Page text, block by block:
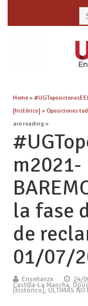
Home»
[histórico] » Oposiciones
are reading »
la fase
de
01/07/
Enseñanza 24/
Castilla-La Mancha,
[histórico], ÚLTIMAS